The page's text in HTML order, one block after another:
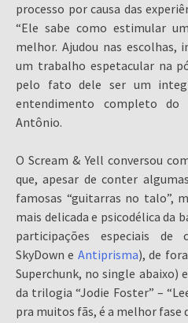
processo por causa das
“Ele sabe como estimular
melhor. Ajudou nas escolhas,
um trabalho espetacular na
pelo fato dele ser um
entendimento completo do
Antônio.
O Scream & Yell conversou
que, apesar de conter
famosas “guitarras no talo”,
mais delicada e psicodélica da
participações especiais de
SkyDown e Antiprisma), de
Superchunk, no single abaixo)
da trilogia “Jodie Foster” –
pra muitos fãs, é a melhor fase